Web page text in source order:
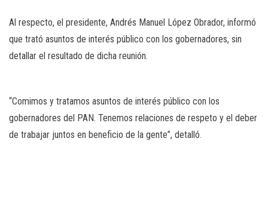
Al respecto, el presidente, Andrés Manuel López Obrador, informó
que trató asuntos de interés público con los gobernadores, sin
detallar el resultado de dicha reunión.
“Comimos y tratamos asuntos de interés público con los
gobernadores del PAN. Tenemos relaciones de respeto y el deber
de trabajar juntos en beneficio de la gente”, detalló.